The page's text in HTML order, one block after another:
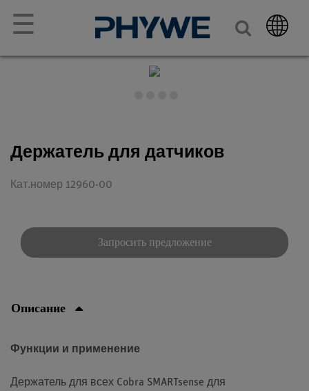
☰
Держатель для датчиков
Кат.номер 12960-00
Запросить предложение
Описание
Функции и применение
Держатель для всех Cobra SMARTsense для